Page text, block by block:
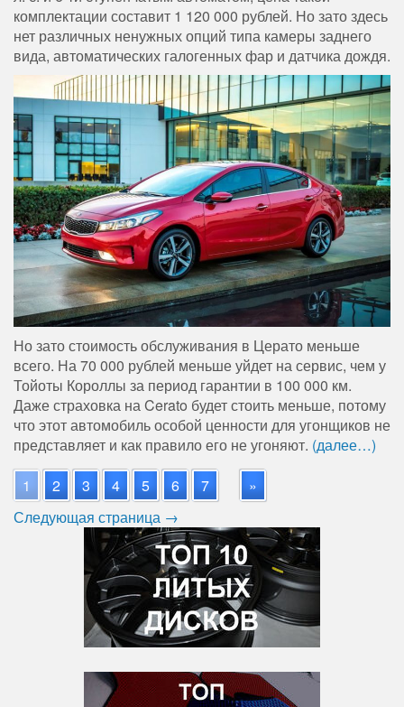
комплектации составит 1 120 000 рублей. Но зато здесь
нет различных ненужных опций типа камеры заднего
вида, автоматических галогенных фар и датчика дождя.
Но зато стоимость обслуживания в Церато меньше
всего. На 70 000 рублей меньше уйдет на сервис, чем у
Тойоты Короллы за период гарантии в 100 000 км.
Даже страховка на Cerato будет стоить меньше, потому
что этот автомобиль особой ценности для угонщиков не
представляет и как правило его не угоняют. (далее…)
1
2 3 4 5 6 7
»
Следующая страница →